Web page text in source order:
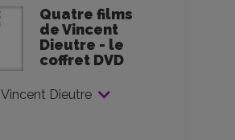
Quatre films
de Vincent
Dieutre - le
coffret DVD
Vincent Dieutre